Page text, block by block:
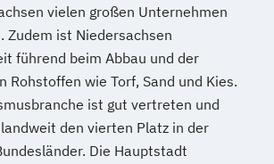
vielen großen Unternehmen
Zudem ist Niedersachsen
führend beim Abbau und der
Rohstoffen wie Torf, Sand und Kies.
ist gut vertreten und
den vierten Platz in der
Die Hauptstadt